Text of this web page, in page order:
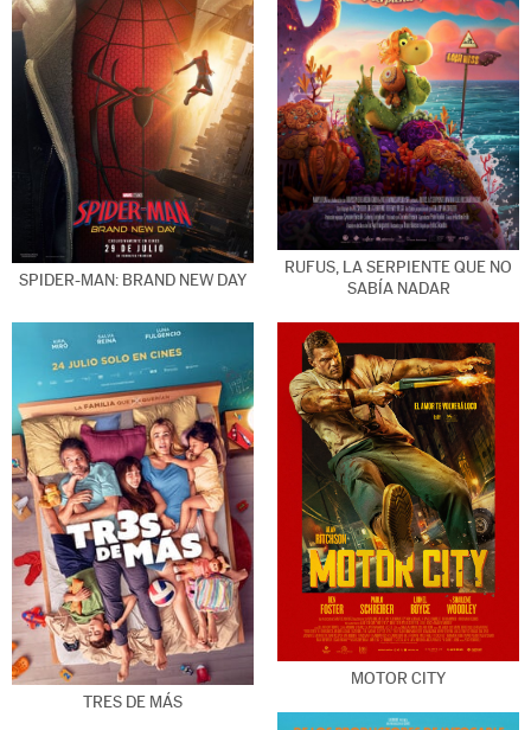
SPIDER-MAN: BRAND NEW DAY
RUFUS, LA SERPIENTE QUE NO
SABÍA NADAR
TRES DE MÁS
MOTOR CITY